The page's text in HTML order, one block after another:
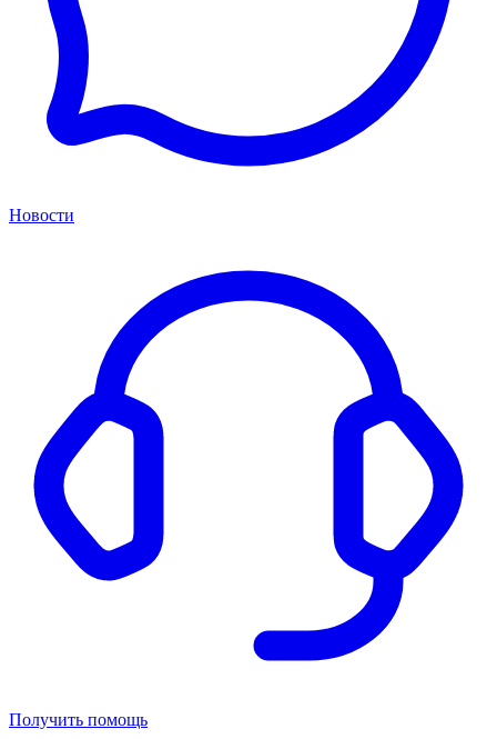
Новости
Получить помощь